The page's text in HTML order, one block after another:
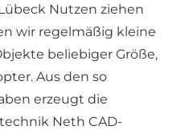
Nutzen ziehen
wir regelmäßig kleine
beliebiger Größe,
Aus den so
erzeugt die
Neth CAD-